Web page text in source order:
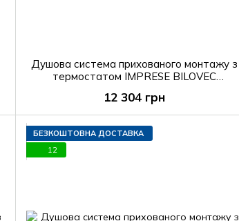
Душова система прихованого монтажу з
термостатом IMPRESE BILOVEC
12 304 грн
БЕЗКОШТОВНА ДОСТАВКА
12